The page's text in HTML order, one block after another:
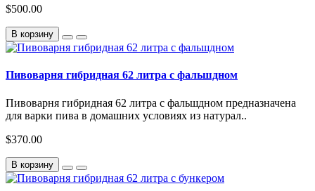
$500.00
В корзину
Пивоварня гибридная 62 литра с фальшдном
Пивоварня гибридная 62 литра с фальшдном предназначена
для варки пива в домашних условиях из натурал..
$370.00
В корзину